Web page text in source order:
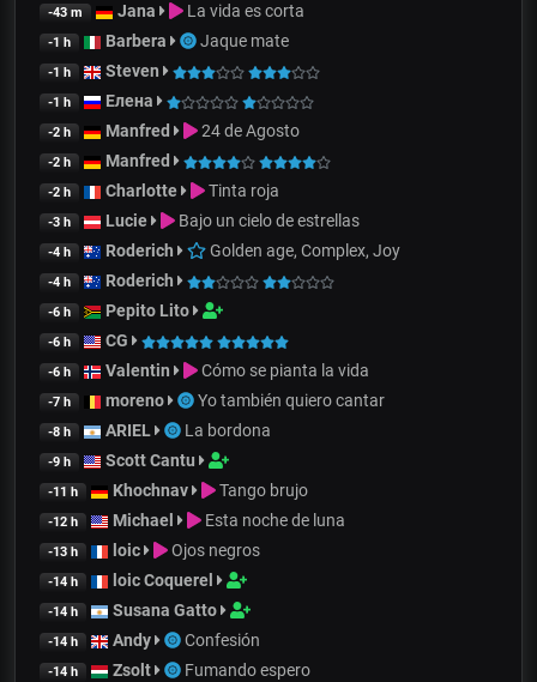
-43 m Jana La vida es corta
-1 h Barbera Jaque mate
-1 h Steven
-1 h Елена
-2 h Manfred 24 de Agosto
-2 h Manfred
-2 h Charlotte Tinta roja
-3 h Lucie Bajo un cielo de estrellas
-4 h Roderich Golden age, Complex, Joy
-4 h Roderich
-6 h Pepito Lito
-6 h CG
-6 h Valentin Cómo se pianta la vida
-7 h moreno Yo también quiero cantar
-8 h ARIEL La bordona
-9 h Scott Cantu
-11 h Khochnav Tango brujo
-12 h Michael Esta noche de luna
-13 h loic Ojos negros
-14 h loic Coquerel
-14 h Susana Gatto
-14 h Andy Confesión
-14 h Zsolt Fumando espero